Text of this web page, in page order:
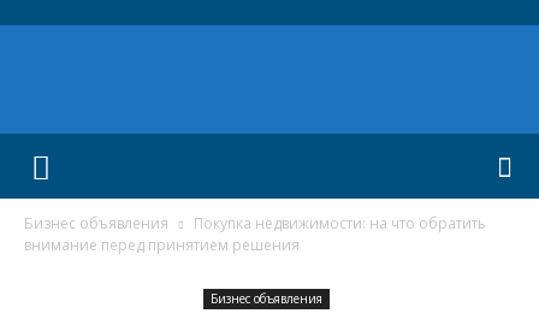
Бизнес объявления
Покупка недвижимости: на что обратить
внимание перед принятием решения
Бизнес объявления